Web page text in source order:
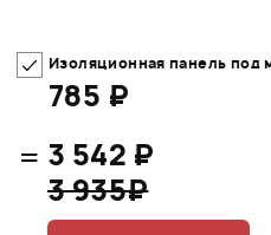
Изоляционная панель под
785 ₽
= 3 542 ₽
3 935₽